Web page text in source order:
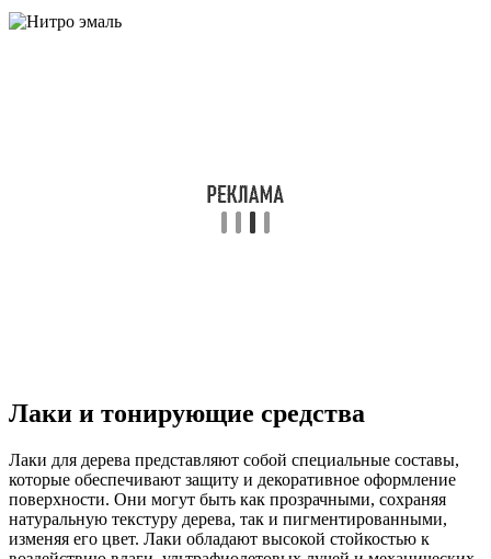
Лаки и тонирующие средства
Лаки для дерева представляют собой специальные составы,
которые обеспечивают защиту и декоративное оформление
поверхности. Они могут быть как прозрачными, сохраняя
натуральную текстуру дерева, так и пигментированными,
изменяя его цвет. Лаки обладают высокой стойкостью к